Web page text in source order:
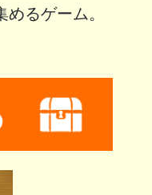
るゲーム。